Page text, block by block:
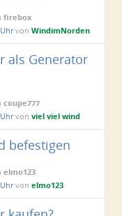
firebox
vonWindimNorden
als Generator
coupe777
vonviel viel wind
befestigen
elmo123
vonelmo123